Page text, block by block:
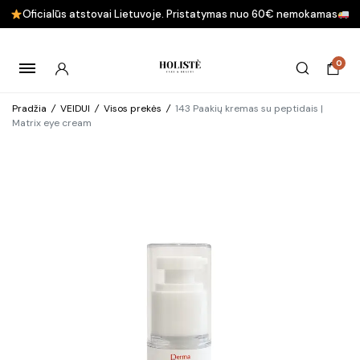
Oficialūs atstovai Lietuvoje. Pristatymas nuo 60€ nemokamas
0
Pradžia / VEIDUI / Visos prekės / 143 Paakių kremas su peptidais |
Matrix eye cream